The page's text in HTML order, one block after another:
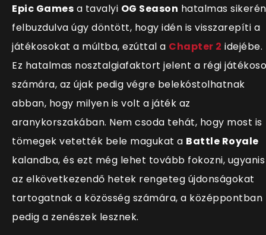
Epic Games a tavalyi OG Season hatalmas sikerén
felbuzdulva úgy döntött, hogy idén is visszarepíti a
játékosokat a múltba, ezúttal a Chapter 2 idejébe.
Ez hatalmas nosztalgiafaktort jelent a régi
számára, az újak pedig végre belekóstolhatnak
abban, hogy milyen is volt a játék az
aranykorszakában. Nem csoda tehát, hogy most is
tömegek vetették bele magukat a Battle Royale
kalandba, és ezt még lehet tovább fokozni, ugyanis
az elkövetkezendő hetek rengeteg újdonságokat
tartogatnak a közösség számára, a középpontban
pedig a zenészek lesznek.